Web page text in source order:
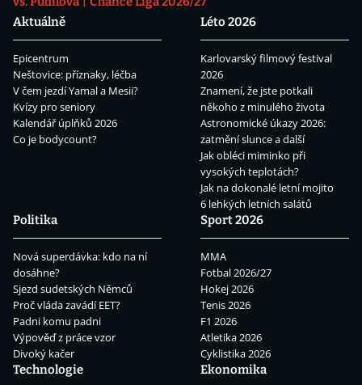
Aktuálně
Epicentrum
Neštovice: příznaky, léčba
V čem jezdí Yamal a Mesii?
Kvízy pro seniory
Kalendář úplňků 2026
Co je bodycount?
Léto 2026
Karlovarský filmový festival
2026
Znamení, že jste potkali
někoho z minulého života
Astronomické úkazy 2026:
zatmění slunce a další
Jak obléci miminko při
vysokých teplotách?
Jak na dokonalé letní mojito
6 lehkých letních salátů
Politika
Nová superdávka: kdo na ní
dosáhne?
Sjezd sudetských Němců
Proč vláda zavádí EET?
Padni komu padni
Výpověď z práce vzor
Divoký kačer
Sport 2026
MMA
Fotbal 2026/27
Hokej 2026
Tenis 2026
F1 2026
Atletika 2026
Cyklistika 2026
Technologie
Ekonomika